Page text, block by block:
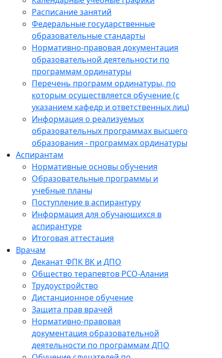
Расписание занятий
Федеральные государственные
образовательные стандарты
Нормативно-правовая документация
образовательной деятельности по
программам ординатуры
Перечень программ ординатуры, по
которым осуществляется обучение (с
указанием кафедр и ответственных лиц)
Информация о реализуемых
образовательных программах высшего
образования - программах ординатуры
Аспирантам
Нормативные основы обучения
Образовательные программы и
учебные планы
Поступление в аспирантуру
Информация для обучающихся в
аспирантуре
Итоговая аттестация
Врачам
Деканат ФПК ВК и ДПО
Общество терапевтов РСО-Алания
Трудоустройство
Дистанционное обучение
Защита прав врачей
Нормативно-правовая
документация образовательной
деятельности по программам ДПО